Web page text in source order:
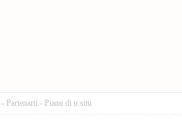
- Partenarii - Pianu di u situ